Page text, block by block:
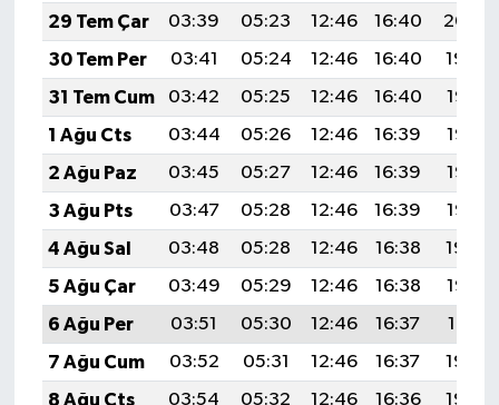
29 Tem Çar
03:39 05:23 12:46 16:40
20:00
30 Tem Per
03:41 05:24 12:46 16:40
19:59
31 Tem Cum
03:42 05:25 12:46 16:40
19:58
1 Ağu Cts
03:44 05:26 12:46 16:39
19:57
2 Ağu Paz
03:45 05:27 12:46 16:39
19:56
3 Ağu Pts
03:47 05:28 12:46 16:39
19:55
4 Ağu Sal
03:48 05:28 12:46 16:38
19:54
5 Ağu Çar
03:49 05:29 12:46 16:38
19:52
6 Ağu Per
03:51 05:30 12:46 16:37
19:51
7 Ağu Cum
03:52 05:31 12:46 16:37
19:50
8 Ağu Cts
03:54 05:32 12:46 16:36
19:49